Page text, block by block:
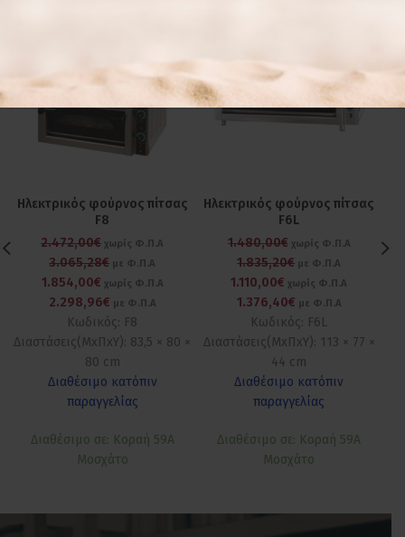
Ηλεκτρικός φούρνος πίτσας
F8
2.472,00€ χωρίς Φ.Π.Α
3.065,28€ με Φ.Π.Α
1.854,00€ χωρίς Φ.Π.Α
2.298,96€ με Φ.Π.Α
Κωδικός: F8
Διαστάσεις(ΜxΠxΥ): 83,5 × 80 ×
80 cm
Διαθέσιμο κατόπιν
παραγγελίας
Διαθέσιμο σε: Κοραή 59Α
Μοσχάτο
Ηλεκτρικός φούρνος πίτσας
F6L
1.480,00€χωρίς Φ.Π.Α
1.835,20€ με Φ.Π.Α
1.110,00€ χωρίς Φ.Π.Α
1.376,40€ με Φ.Π.Α
Κωδικός: F6L
Διαστάσεις(ΜxΠxΥ): 113 × 77 ×
44 cm
Διαθέσιμο κατόπιν
παραγγελίας
Διαθέσιμο σε: Κοραή 59Α
Μοσχάτο